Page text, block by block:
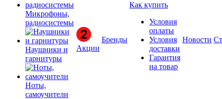
Микрофоны,
радиосистемы
Наушники и
гарнитуры
Ноты,
самоучители
Акции
Бренды
Как купить
Условия
оплаты
Условия
доставки
Гарантия
на товар
Новости